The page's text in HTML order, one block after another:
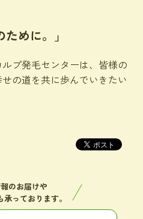
ために。」
プ発毛センターは、皆様の
の道を共に歩んでいきたい
のお届けや
っております。